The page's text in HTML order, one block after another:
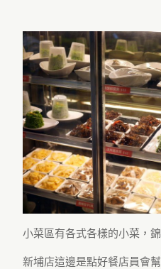
小菜區有各式各樣的小菜，
新埔店這邊是點好餐店員會